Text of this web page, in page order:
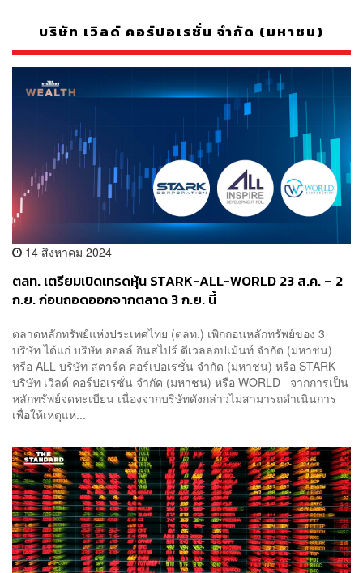
บริษัท เวิลด์ คอร์ปอเรชั่น จำกัด (มหาชน)
14 สิงหาคม 2024
ตลท. เตรียมเปิดเทรดหุ้น STARK-ALL-WORLD 23 ส.ค. – 2
ก.ย. ก่อนถอดออกจากตลาด 3 ก.ย. นี้
ตลาดหลักทรัพย์แห่งประเทศไทย (ตลท.) เพิกถอนหลักทรัพย์ของ 3
บริษัท ได้แก่ บริษัท ออลล์ อินสไปร์ ดีเวลลอปเม้นท์ จำกัด (มหาชน)
หรือ ALL บริษัท สตาร์ค คอร์เปอเรชั่น จำกัด (มหาชน) หรือ STARK
บริษัท เวิลด์ คอร์ปอเรชั่น จำกัด (มหาชน) หรือ WORLD จากการเป็น
หลักทรัพย์จดทะเบียน เนื่องจากบริษัทดังกล่าวไม่สามารถดำเนินการ
เพื่อให้เหตุแห่...